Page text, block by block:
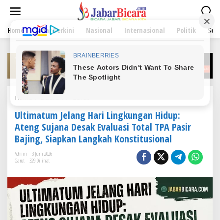
t
Home Jabar Terkini Nasional Internasional Politik
Home Daerah Garut
l
t
i
m
a
e
l
a
n
Ultimatum Jelang Hari Lingkungan Hidup:
Ateng Sujana Desak Evaluasi Total TPA Pasir
Bajing, Siapkan Langkah Konstitusional
Admin
3 Juni 2026
Garut
329 Dilihat